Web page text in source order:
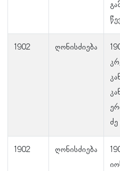
1902 ღონისძიება
1902 ღონისძიება